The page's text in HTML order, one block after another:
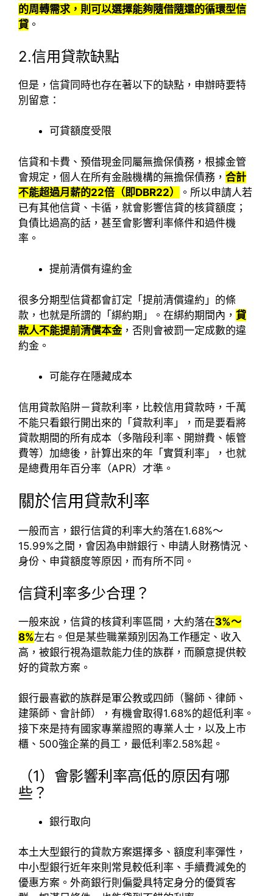
的周轉需求，則可以選擇能夠隨借隨還的循環型信
貸 。
2.信用貸款缺點
但是，信貸同時也存在著以下的缺點，申辦時要特
別留意：
可貸額度受限
信貸和卡費、預借現金同屬無擔保債務，根據金管
會規定，個人在所有金融機構的無擔保債務， 合計
不能超過月薪的22倍（即DBR22）
。所以申請人若
已有其他信貸、卡循，就會影響信貸的核貸額度；
負債比過高的話，甚至會影響利率條件和過件機
率。
提前清償有違約金
很多分期型信貸都會訂定「提前清償違約」的條
款，也就是所謂的「綁約期」。在綁約期間內， 貸
款人不能提前清償本金，否則會被罰一定成數的違
約金。
可能存在隱藏成本
信用貸款陷阱－貸款利率，比較信用貸款時，千萬
不能只看銀行開出來的「貸款利率」，而是要看將
貸款期間的所有成本（多階段利率、開辦費、帳管
費等）加總後，計算出來的年「實質利率」，也就
是總費用年百分率（APR）才準。
關於信用貸款利率
一般而言，銀行信貸的利率大約落在1.68%～
15.99%之間，會因為申辦銀行、申請人財務情況、
身份、申貸額度等原因，而有所不同。
信貸利率多少合理？
一般來說，信貸的核貸利率區間，大約落在3%～
8%左右。但是某些職業類別因為工作穩定、收入
高，被銀行視為還款能力佳的族群，而願意提供較
好的貸款方案。
銀行最喜歡的族群是軍公教或四師（醫師、律師、
建築師、會計師），有機會取得1.68%的超低利率。
接下來是持有國家專業證照的專業人士，以及上市
櫃、500強企業的員工，最低利率2.58%起。
（1）會影響利率高低的原因有哪
些？
銀行取向
本土大型銀行的貸款方案選擇多、額度利率彈性，
中小型銀行近年來則常見較低利率、手續費減免的
優惠方案。外商銀行則偏愛具特定身分的優質客